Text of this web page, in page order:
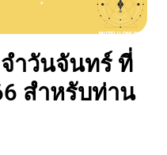
ำวันจันทร์ ที่
สำหรับท่าน